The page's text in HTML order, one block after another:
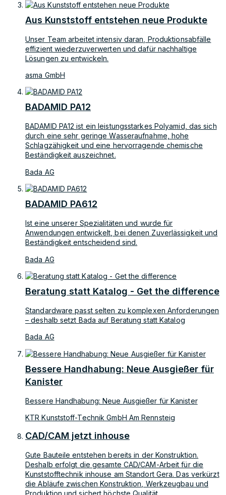
Aus Kunststoff entstehen neue Produkte
Unser Team arbeitet intensiv daran, Produktionsabfälle
effizient wiederzuverwerten und dafür nachhaltige
Lösungen zu entwickeln.
asma GmbH
BADAMID PA12
BADAMID PA12 ist ein leistungsstarkes Polyamid, das sich
durch eine sehr geringe Wasseraufnahme, hohe
Schlagzähigkeit und eine hervorragende chemische
Beständigkeit auszeichnet.
Bada AG
BADAMID PA612
Ist eine unserer Spezialitäten und wurde für
Anwendungen entwickelt, bei denen Zuverlässigkeit und
Beständigkeit entscheidend sind.
Bada AG
Beratung statt Katalog - Get the difference
Standardware passt selten zu komplexen Anforderungen
– deshalb setzt Bada auf Beratung statt Katalog
Bada AG
Bessere Handhabung: Neue Ausgießer für
Kanister
Bessere Handhabung: Neue Ausgießer für Kanister
KTR Kunststoff-Technik GmbH Am Rennsteig
CAD/CAM jetzt inhouse
Gute Bauteile entstehen bereits in der Konstruktion.
Deshalb erfolgt die gesamte CAD/CAM-Arbeit für die
Kunststofftechnik inhouse am Standort Gera. Das verkürzt
die Abläufe zwischen Konstruktion, Werkzeugbau und